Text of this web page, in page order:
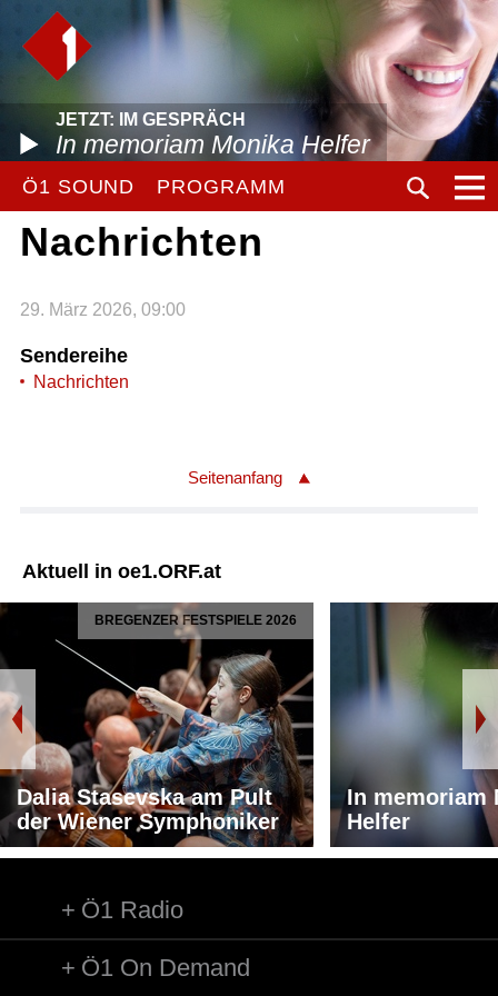
JETZT: IM GESPRÄCH
In memoriam Monika Helfer
Ö1 SOUND PROGRAMM
Nachrichten
29. März 2026, 09:00
Sendereihe
Nachrichten
Seitenanfang
Aktuell in oe1.ORF.at
BREGENZER FESTSPIELE 2026
Dalia Stasevska am Pult
der Wiener Symphoniker
In memoriam
Helfer
Ö1 Radio
Ö1 On Demand